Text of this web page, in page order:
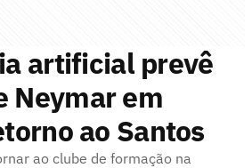
artificial prevê
Neymar em
ao Santos
ao clube de formação na